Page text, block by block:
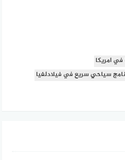
امريكا
سياحي سريع في فيلادلفيا